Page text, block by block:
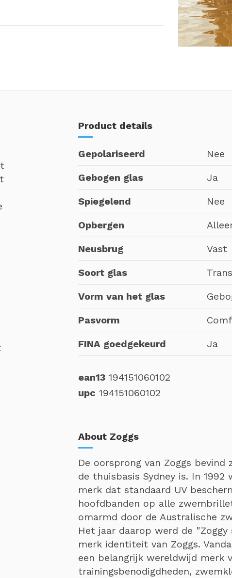
Product details
Gepolariseerd Nee
Gebogen glas Ja
Spiegelend Nee
Opbergen
Neusbrug Vast
Soort glas
Vorm van het glas
Pasvorm
FINA goedgekeurd Ja
ean13 194151060102
upc 194151060102
About Zoggs
De oorsprong van Zoggs bevind
de thuisbasis Sydney is. In 1992
merk dat standaard UV
hoofdbanden op alle
omarmd door de Australische
Het jaar daarop werd de
merk identiteit van Zoggs.
een belangrijk wereldwijd merk
trainingsbenodigdheden,